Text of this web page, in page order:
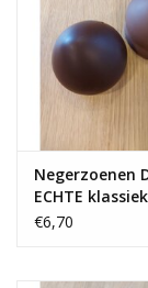
Negerzoenen
ECHTE
smaak
€6,70